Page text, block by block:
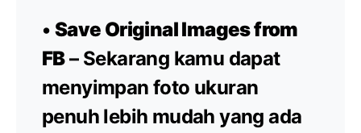
• Save Original Images from
FB– Sekarang kamu dapat
menyimpan foto ukuran
penuh lebih mudah yang ada